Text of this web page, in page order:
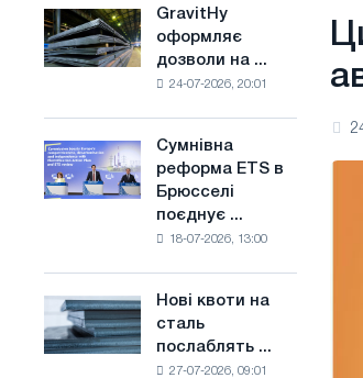
GravitHy
оформляє
дозволи
з
виробництва
низьковуглецевої
основі
водню
Франції
GravitHy
оформляє
дозволи на ...
24-07-2026, 20:01
Сумнівна
реформа
ETS
обмеження
з
Сумнівна
реформа ETS в
Брюсселі
поєднує ...
18-07-2026, 13:00
Нові
квоти
на
Нові квоти на
сталь
послаблять ...
27-07-2026, 09:01